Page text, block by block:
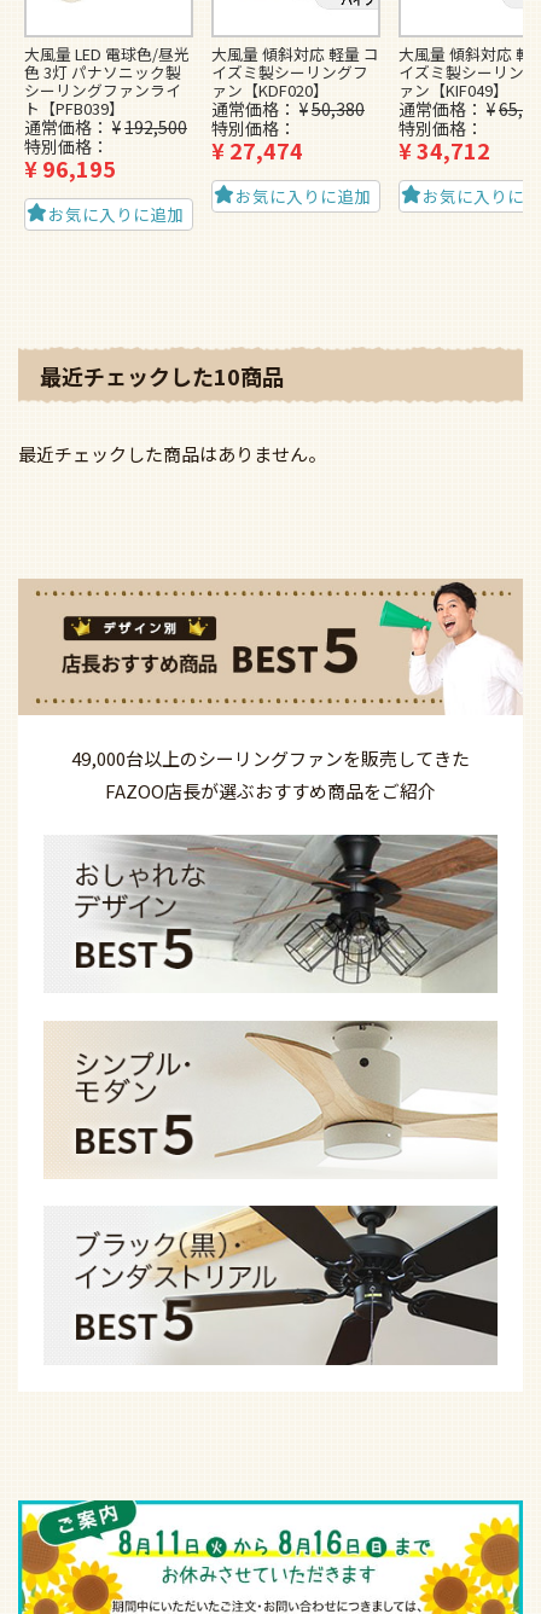
色 3灯 パナソニック製
シーリングファンライ
ト【PFB039】
通常価格 ¥ 192,500
特別価格
¥96,195
お気に入りに追加
イズミ製シーリングフ
ァン【KDF020】
通常価格 ¥50,380
特別価格
¥27,474
お気に入りに追加
イズミ製シーリン
ァン【KIF049】
通常価格 ¥
特別価格
¥34,712
お気に入りに
最近チェックした10商品
FAZOO店長が選ぶ おすすめ商品をご紹介